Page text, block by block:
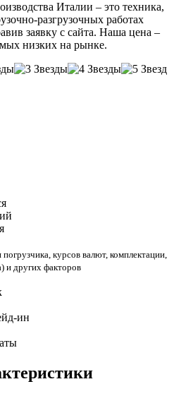
Италии – это техника,
разгрузочных работах
заявку с сайта. Наша цена –
низких на рынке.
курсов валют, комплектации,
и других факторов
ин